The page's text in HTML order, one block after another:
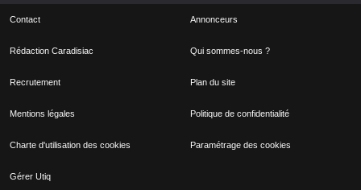
recommander ce monospace.
Contact Annonceurs
Rédaction Caradisiac Qui sommes-nous ?
Recrutement Plan du site
Mentions légales Politique de confidentialité
Charte d'utilisation des cookies Paramétrage des cookies
Gérer Utiq